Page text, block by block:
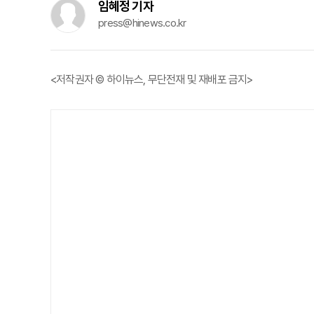
임혜정 기자
press@hinews.co.kr
<저작권자 © 하이뉴스, 무단전재 및 재배포 금지>